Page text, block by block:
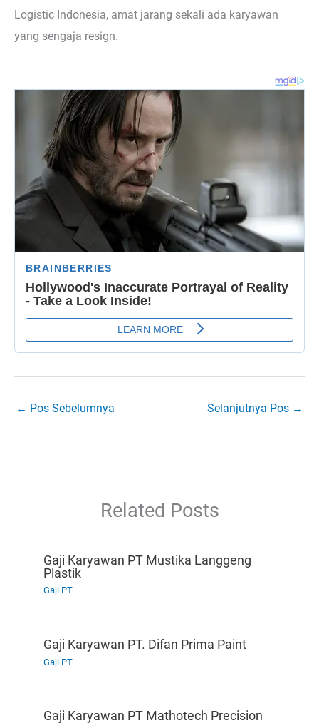
Logistic Indonesia, amat jarang sekali ada karyawan
yang sengaja resign.
← Pos Sebelumnya Selanjutnya Pos →
Related Posts
Gaji Karyawan PT Mustika Langgeng
Plastik
Gaji PT
Gaji Karyawan PT. Difan Prima Paint
Gaji PT
Gaji Karyawan PT Mathotech Precision